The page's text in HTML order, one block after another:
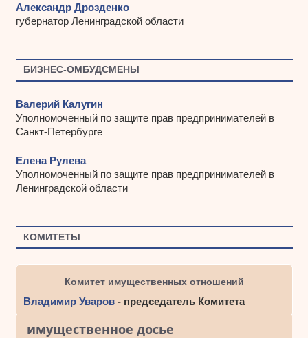
Александр Дрозденко
губернатор Ленинградской области
БИЗНЕС-ОМБУДСМЕНЫ
Валерий Калугин
Уполномоченный по защите прав предпринимателей в
Санкт-Петербурге
Елена Рулева
Уполномоченный по защите прав предпринимателей в
Ленинградской области
КОМИТЕТЫ
Комитет имущественных отношений
Владимир Уваров- председатель Комитета
имущественное досье